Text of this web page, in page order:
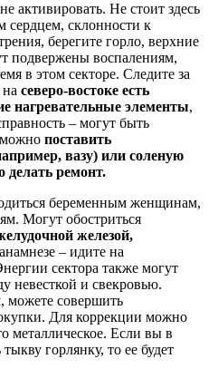
активировать. Не стоит здесь
сердцем, склонности к
берегите горло, верхние
подвержены воспалениям,
в этом секторе. Следите за
северо-востоке есть
нагревательные элементы,
– могут быть
можно поставить
вазу) или соленую
делать ремонт.
беременным женщинам,
Могут обостриться
железой,
– идите на
сектора также могут
невесткой и свекровью.
можете совершить
Для коррекции можно
металлическое. Если вы в
горлянку, то ее будет